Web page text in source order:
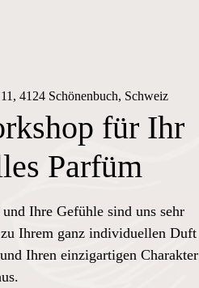
4124 Schönenbuch, Schweiz
für Ihr
Parfüm
Ihre Gefühle sind uns sehr
Ihrem ganz individuellen Duft
Ihren einzigartigen Charakter